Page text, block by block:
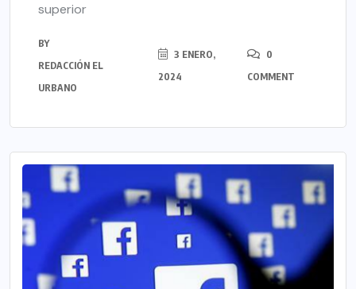
superior
BY
REDACCIÓN EL
URBANO
3 ENERO,
2024
0
COMMENT